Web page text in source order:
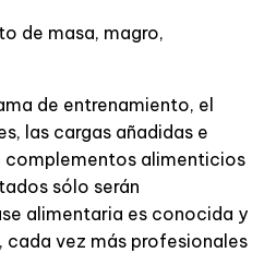
de masa, magro,
de entrenamiento, el
las cargas añadidas e
complementos alimenticios
sólo serán
alimentaria es conocida y
cada vez más profesionales